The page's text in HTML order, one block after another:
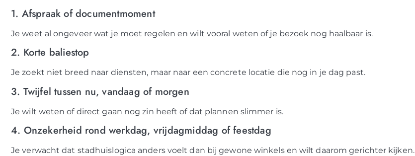
1. Afspraak of documentmoment
Je weet al ongeveer wat je moet regelen en wilt vooral weten of je bezoek nog haalbaar is.
2. Korte baliestop
Je zoekt niet breed naar diensten, maar naar een concrete locatie die nog in je dag past.
3. Twijfel tussen nu, vandaag of morgen
Je wilt weten of direct gaan nog zin heeft of dat plannen slimmer is.
4. Onzekerheid rond werkdag, vrijdagmiddag of feestdag
Je verwacht dat stadhuislogica anders voelt dan bij gewone winkels en wilt daarom gerichter kijken.